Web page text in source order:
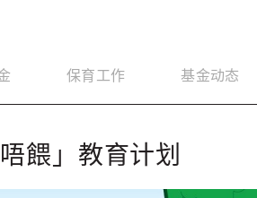
保育工作 基金动态
餵」教育计划